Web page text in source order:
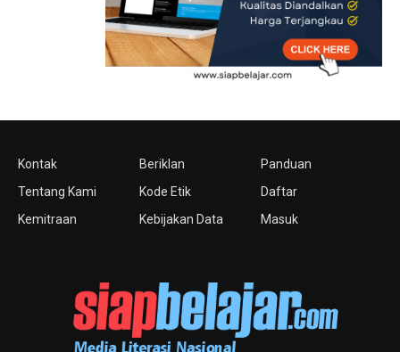
Kontak
Tentang Kami
Kemitraan
Beriklan
Kode Etik
Kebijakan Data
Panduan
Daftar
Masuk